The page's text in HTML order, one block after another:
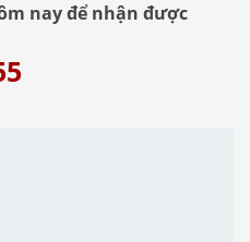
nay để nhận được